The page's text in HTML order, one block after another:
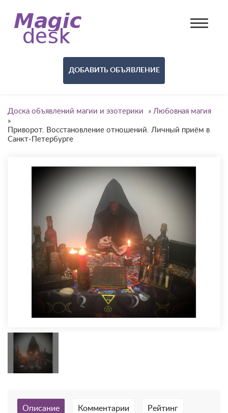
ДОБАВИТЬ ОБЪЯВЛЕНИЕ
Доска объявлений магии и эзотерики » Любовная магия
»
Приворот. Восстановление отношений. Личный приём в
Санкт-Петербурге
Описание Комментарии Рейтинг